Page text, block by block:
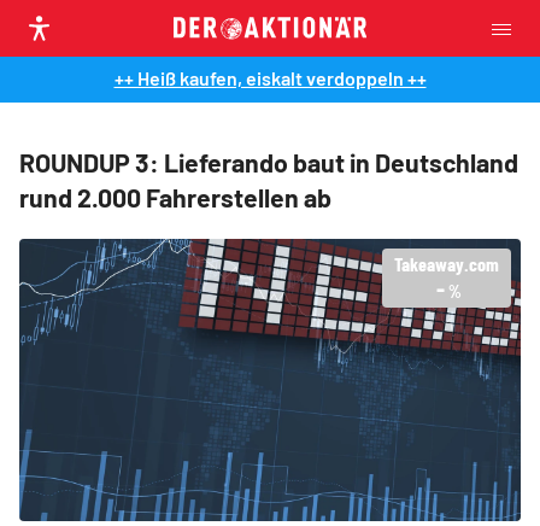
++ Heiß kaufen, eiskalt verdoppeln ++
ROUNDUP 3: Lieferando baut in Deutschland
rund 2.000 Fahrerstellen ab
Takeaway.com
- %